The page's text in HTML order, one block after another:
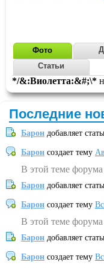
Фото
Статьи
*/&:Виолетта:&#;\*
Последние
Барон добавляет
Барон создает тему
В этой теме
Барон добавляет
Барон создает тему
В этой теме
Барон добавляет
Барон создает тему